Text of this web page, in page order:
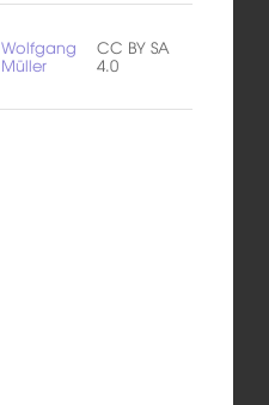
Wolfgang
Müller
CC BY SA
4.0